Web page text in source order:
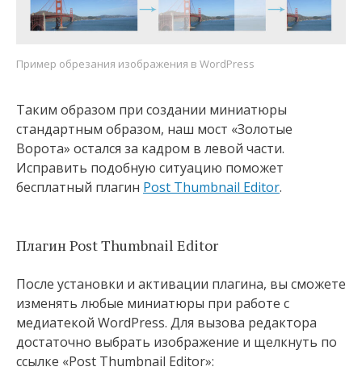
Пример обрезания изображения в WordPress
Таким образом при создании миниатюры
стандартным образом, наш мост «Золотые
Ворота» остался за кадром в левой части.
Исправить подобную ситуацию поможет
бесплатный плагин Post Thumbnail Editor.
Плагин Post Thumbnail Editor
После установки и активации плагина, вы сможете
изменять любые миниатюры при работе с
медиатекой WordPress. Для вызова редактора
достаточно выбрать изображение и щелкнуть по
ссылке «Post Thumbnail Editor»: